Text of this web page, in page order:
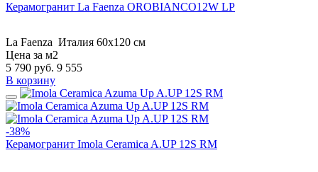
Керамогранит La Faenza OROBIANCO12W LP
La Faenza Италия 60x120 см
Цена за м2
5 790 руб. 9 555
В корзину
-38%
Керамогранит Imola Ceramica A.UP 12S RM